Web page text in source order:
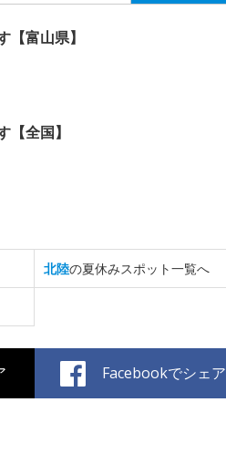
富山県】
全国】
北陸の夏休みスポット一覧へ
Facebookでシェア